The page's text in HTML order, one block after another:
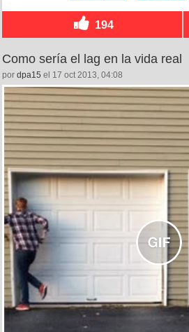
194
Como sería el lag en la vida real
por dpa15 el 17 oct 2013, 04:08